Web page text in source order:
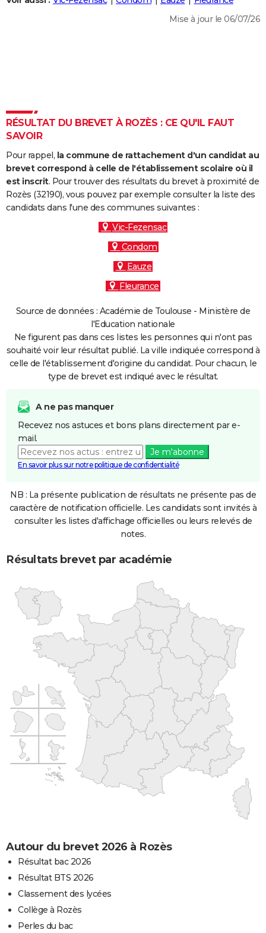
DICTIONNAIRE
Dictionnaire
Biographies
Citations
Expressions
Proverbes
PROGRAMME TV
COPAINS D'AVANT
S'inscrire
Se connecter
Lycées
Collèges
Primaires
Universités
Entreprises
Service militaire
Avis de recherche
AVIS DE DÉCÈS
FORUM
Mise à jour le 06/07/26
RÉSULTAT DU BREVET À ROZÈS : CE QU'IL FAUT
SAVOIR
Pour rappel, la commune de rattachement d'un candidat au
brevet correspond à celle de l'établissement scolaire où il
est inscrit. Pour trouver des résultats du brevet à proximité de
Rozès (32190), vous pouvez par exemple consulter la liste des
candidats dans l'une des communes suivantes :
Vic-Fezensac
Condom
Eauze
Fleurance
Source de données : Académie de Toulouse - Ministère de
l'Education nationale
Ne figurent pas dans ces listes les personnes qui n'ont pas
souhaité voir leur résultat publié. La ville indiquée correspond à
celle de l'établissement d'origine du candidat. Pour chacun, le
type de brevet est indiqué avec le résultat.
A ne pas manquer
Recevez nos astuces et bons plans directement par e-
mail.
Je m'abonne
En savoir plus sur notre politique de confidentialité
NB : La présente publication de résultats ne présente pas de
caractère de notification officielle. Les candidats sont invités à
consulter les listes d'affichage officielles ou leurs relevés de
notes.
Résultats brevet par académie
Autour du brevet 2026 à Rozès
Résultat bac 2026
Résultat BTS 2026
Classement des lycées
Collège à Rozès
Perles du bac